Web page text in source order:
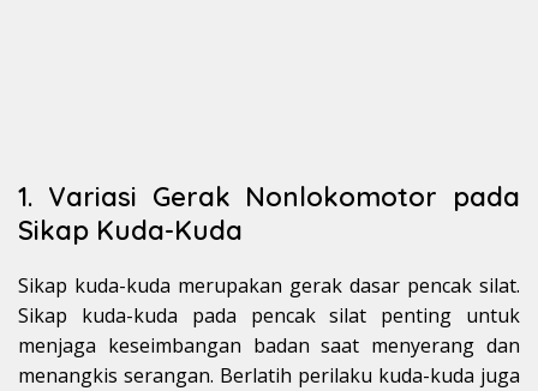
1. Variasi Gerak Nonlokomotor pada
Sikap Kuda-Kuda
Sikap kuda-kuda merupakan gerak dasar pencak silat.
Sikap kuda-kuda pada pencak silat penting untuk
menjaga keseimbangan badan saat menyerang dan
menangkis serangan. Berlatih perilaku kuda-kuda juga